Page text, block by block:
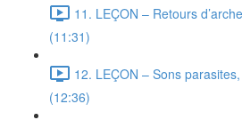
11. LEÇON – Retours
(11:31)
12. LEÇON – Sons
(12:36)